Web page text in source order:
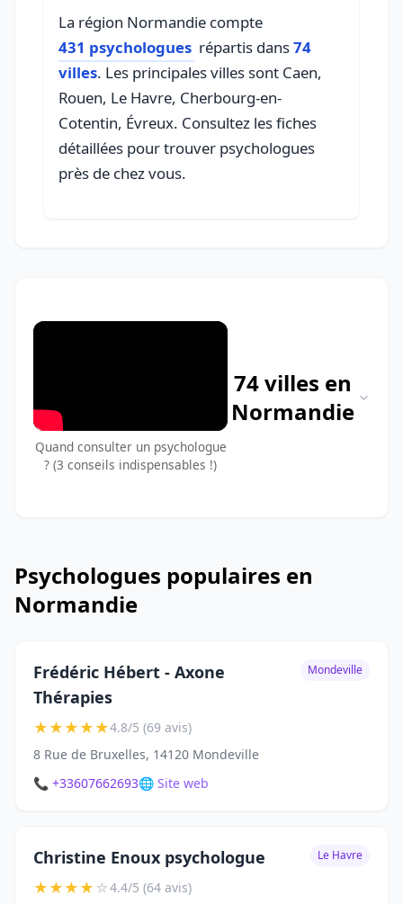
La région Normandie compte
431 psychologues répartis dans74
villes. Les principales villes sont Caen,
Rouen, Le Havre, Cherbourg-en-
Cotentin, Évreux. Consultez les fiches
détaillées pour trouver psychologues
près de chez vous.
Quand consulter un psychologue
? (3 conseils indispensables !)
74 villes en
Normandie
Psychologues populaires en
Normandie
Frédéric Hébert - Axone
Thérapies
Mondeville
★★★★★4.8/5 (69 avis)
8 Rue de Bruxelles, 14120 Mondeville
📞 +33607662693🌐 Site web
Christine Enoux psychologue Le Havre
★★★★☆4.4/5 (64 avis)